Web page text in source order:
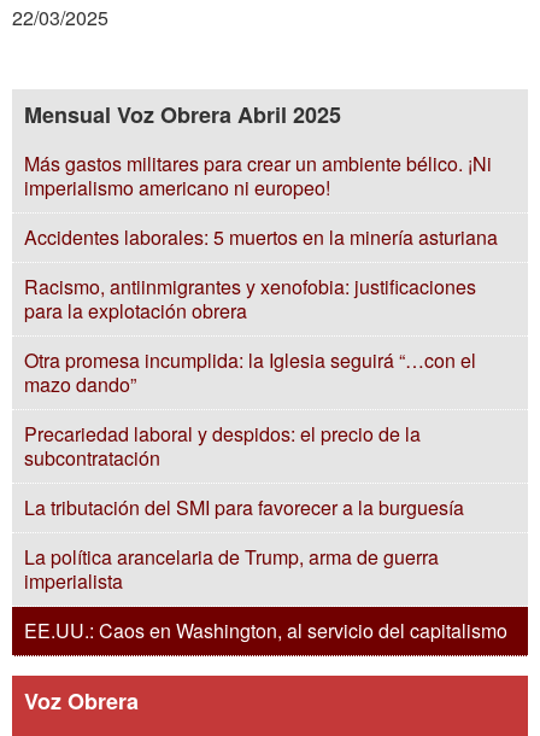
22/03/2025
Mensual Voz Obrera Abril 2025
Más gastos militares para crear un ambiente bélico. ¡Ni
imperialismo americano ni europeo!
Accidentes laborales: 5 muertos en la minería asturiana
Racismo, antiinmigrantes y xenofobia: justificaciones
para la explotación obrera
Otra promesa incumplida: la Iglesia seguirá “…con el
mazo dando”
Precariedad laboral y despidos: el precio de la
subcontratación
La tributación del SMI para favorecer a la burguesía
La política arancelaria de Trump, arma de guerra
imperialista
EE.UU.: Caos en Washington, al servicio del capitalismo
Voz Obrera